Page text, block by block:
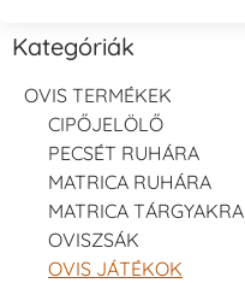
Kategóriák
OVIS TERMÉKEK
CIPŐJELÖLŐ
PECSÉT RUHÁRA
MATRICA RUHÁRA
MATRICA TÁRGYAKRA
OVISZSÁK
OVIS JÁTÉKOK